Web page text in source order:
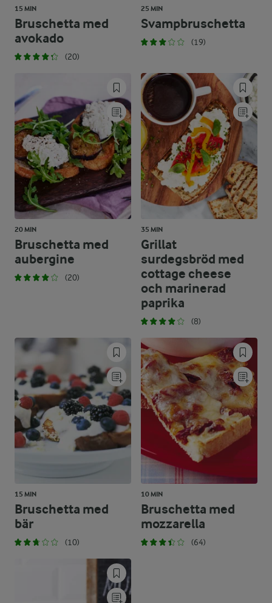
15 MIN
Bruschetta med
avokado
(20)
25 MIN
Svampbruschetta
(19)
20 MIN
Bruschetta med
aubergine
(20)
35 MIN
Grillat
surdegsbröd med
cottage cheese
och marinerad
paprika
(8)
15 MIN
Bruschetta med
bär
(10)
10 MIN
Bruschetta med
mozzarella
(64)